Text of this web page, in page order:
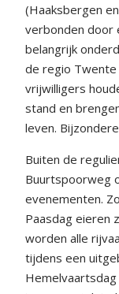
(Haaksbergen
verbonden door
belangrijk
de regio Twente
vrijwilligers
stand en
leven.
Buiten de
Buurtspoorweg
evenementen.
Paasdag eieren
worden alle
tijdens een